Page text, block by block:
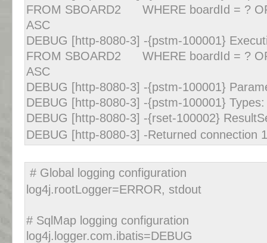
FROM SBOARD2 WHERE boardId = ?
ASC
DEBUG [http-8080-3] -{pstm-100001}
FROM SBOARD2 WHERE boardId = ?
ASC
DEBUG [http-8080-3] -{pstm-100001}
DEBUG [http-8080-3] -{pstm-100001}
DEBUG [http-8080-3] -{rset-100002}
DEBUG [http-8080-3] -Returned connection
# Global logging configuration
log4j.rootLogger=ERROR, stdout
# SqlMap logging configuration
log4j.logger.com.ibatis=DEBUG